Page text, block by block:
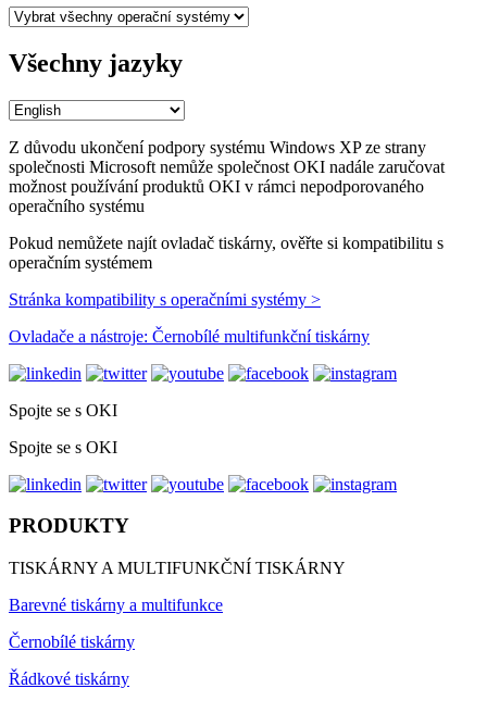
Všechny jazyky
Z důvodu ukončení podpory systému Windows XP ze strany
společnosti Microsoft nemůže společnost OKI nadále zaručovat
možnost používání produktů OKI v rámci nepodporovaného
operačního systému
Pokud nemůžete najít ovladač tiskárny, ověřte si kompatibilitu s
operačním systémem
Stránka kompatibility s operačními systémy >
Ovladače a nástroje: Černobílé multifunkční tiskárny
Spojte se s OKI
Spojte se s OKI
PRODUKTY
TISKÁRNY A MULTIFUNKČNÍ TISKÁRNY
Barevné tiskárny a multifunkce
Černobílé tiskárny
Řádkové tiskárny